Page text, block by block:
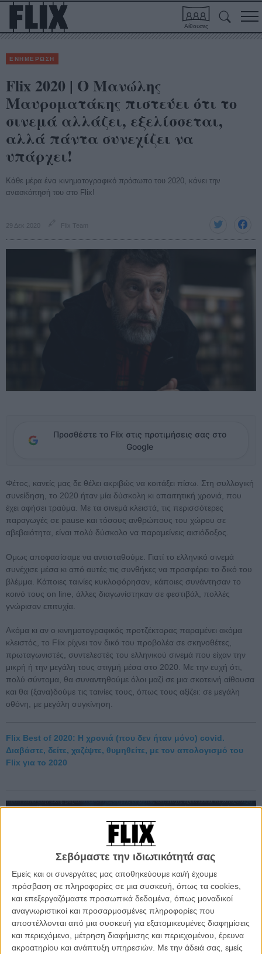
Σεβόμαστε την ιδιωτικότητά σας
Εμείς και οι συνεργάτες μας αποθηκεύουμε και/ή έχουμε
πρόσβαση σε πληροφορίες σε μια συσκευή, όπως τα cookies,
και επεξεργαζόμαστε προσωπικά δεδομένα, όπως μοναδικοί
αναγνωριστικοί και προσαρμοσμένες πληροφορίες που
αποστέλλονται από μια συσκευή για εξατομικευμένες διαφημίσεις
και περιεχόμενο, μέτρηση διαφήμισης και περιεχομένου, έρευνα
ακροατηρίου και ανάπτυξη υπηρεσιών. Με την άδειά σας, εμείς
Αίθουσες
ΕΝΗΜΕΡΩΣΗ
Flix 2020 | O Mανώλης
Μαυροματάκης πιστεύει ότι το
σινεμά αλλάζει, εξελίσσεται,
αλλά πάντα συνεχίζει να
υπάρχει!
Κάθε μέρα ένα κινηματογραφικό πρόσωπο του 2020, κάνει την
ανασκόπησή του στο Flix!
29 Δεκ 2020 Flix Team
Προσθέστε το Flix στις προτιμήσεις σας στο
Google
Φέτος, κανείς μας δε θέλει ακριβώς να κοιτάξει πίσω. Στη συλλογική
συνείδηση, το 2020 ήταν μία δύσκολη κι απαιτητική χρονιά, που
έχει αφήσει τραύμα. Με τα σινεμά κλειστά, τις περισσότερες
παραγωγές σε pause και τόσους ανθρώπους του χώρου σε
αβεβαιότητα, είναι πολύ δύσκολο να παραμείνεις αισιόδοξος.
Ομως αποφασίσαμε να αντισταθούμε. Γιατί το ελληνικό σινεμά
συνέχισε μέσα κι από αυτές τις συνθήκες να προσφέρει το δικό του
βλέμμα. Κάποιες ταινίες κυκλοφόρησαν, κάποιες συνάντησαν το
κοινό τους on line, άλλες διαγωνίστηκαν σε φεστιβάλ, πολλές
γνώρισαν επιτυχία.
Ακόμα κι αν ο κινηματογραφικός προτζέκτορας παραμένει ακόμα
κλειστός, το Flix ρίχνει τον δικό του προβολέα σε σκηνοθέτες,
πρωταγωνιστές, συντελεστές του ελληνικού σινεμά που είχαν την
μικρή ή την μεγάλη τους στιγμή μέσα στο 2020. Με την ευχή ότι,
πολύ σύντομα, θα συναντηθούμε όλοι μαζί σε μια σκοτεινή αίθουσα
και θα (ξανα)δούμε τις ταινίες τους, όπως τους αξίζει: σε μεγάλη
οθόνη, με μεγάλη συγκίνηση.
Flix Best of 2020: Η χρονιά (που δεν ήταν μόνο) covid.
Διαβάστε, δείτε, χαζέψτε, θυμηθείτε, με τον απολογισμό του
Flix για το 2020